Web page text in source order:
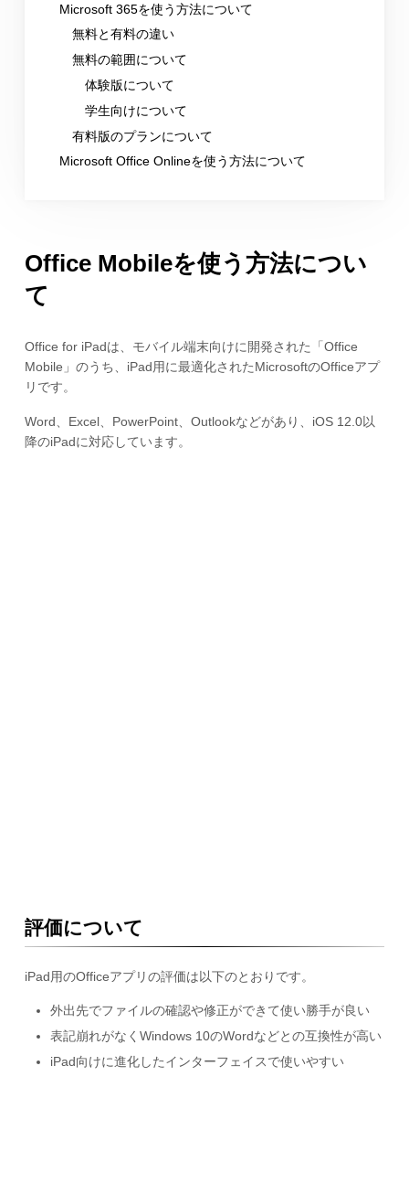
Microsoft 365を使う方法について
無料と有料の違い
無料の範囲について
体験版について
学生向けについて
有料版のプランについて
Microsoft Office Onlineを使う方法について
Office Mobileを使う方法につい
て
Office for iPadは、モバイル端末向けに開発された「Office
Mobile」のうち、iPad用に最適化されたMicrosoftのOfficeアプ
リです。
Word、Excel、PowerPoint、Outlookなどがあり、iOS 12.0以
降のiPadに対応しています。
評価について
iPad用のOfficeアプリの評価は以下のとおりです。
外出先でファイルの確認や修正ができて使い勝手が良い
表記崩れがなくWindows 10のWordなどとの互換性が高い
iPad向けに進化したインターフェイスで使いやすい